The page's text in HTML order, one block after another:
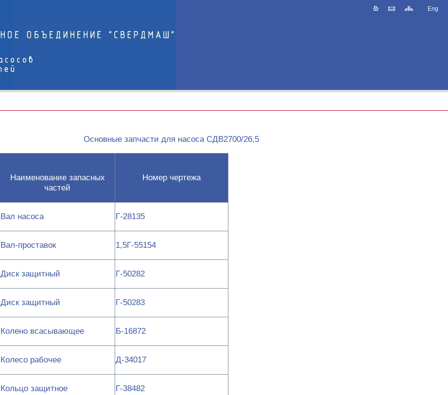
Eng
Основные запчасти для насоса СДВ2700/26,5
Наименование запасных
частей
Номер чертежа
Вал насоса Г-28135
Вал-проставок 1,5Г-55154
Диск защитный Г-50282
Диск защитный Г-50283
Колено всасывающее Б-16872
Колесо рабочее Д-34017
Кольцо защитное Г-38482